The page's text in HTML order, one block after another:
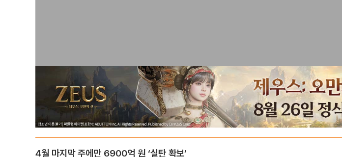
4월 마지막 주에만 6900억 원 ‘실탄 확보’